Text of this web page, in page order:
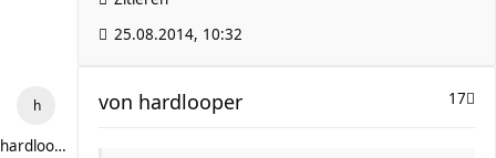
25.08.2014, 10:32
hardlooper
17
von hardlooper